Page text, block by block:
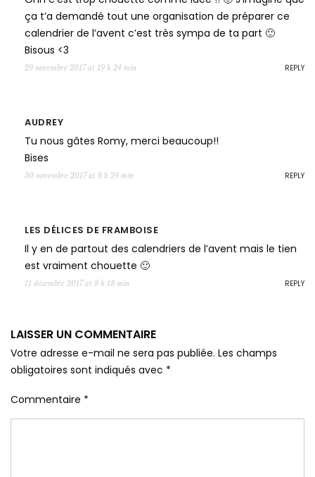
ça t’a demandé tout une organisation de préparer ce
calendrier de l’avent c’est très sympa de ta part 🙂
Bisous <3
29 novembre 2017 at 19 h 24 min REPLY
AUDREY
Tu nous gâtes Romy, merci beaucoup!!
Bises
30 novembre 2017 at 8 h 24 min REPLY
LES DÉLICES DE FRAMBOISE
Il y en de partout des calendriers de l’avent mais le tien
est vraiment chouette 🙂
11 décembre 2017 at 8 h 18 min REPLY
LAISSER UN COMMENTAIRE
Votre adresse e-mail ne sera pas publiée. Les champs
obligatoires sont indiqués avec *
Commentaire *